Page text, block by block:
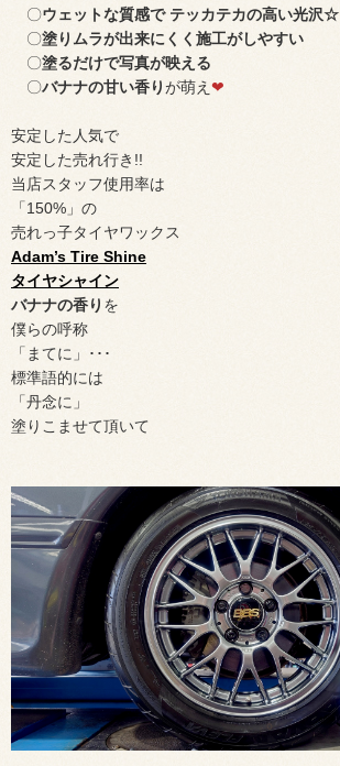
〇ウェットな質感で テッカテカの高い光沢☆
〇塗りムラが出来にくく施工がしやすい
〇塗るだけで写真が映える
〇バナナの甘い香りが萌え ❤
安定した人気で
安定した売れ行き!!
当店スタッフ使用率は
「150%」の
売れっ子タイヤワックス
Adam’s Tire Shine
タイヤシャイン
バナナの香り を
僕らの呼称
「まてに」･･･
標準語的には
「丹念に」
塗りこませて頂いて